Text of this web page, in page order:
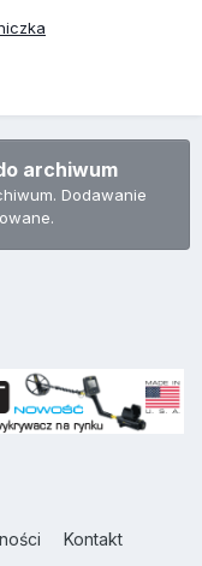
archiwum
Dodawanie
Kontakt